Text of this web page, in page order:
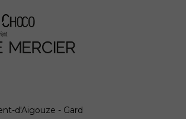
d'Aigouze - Gard